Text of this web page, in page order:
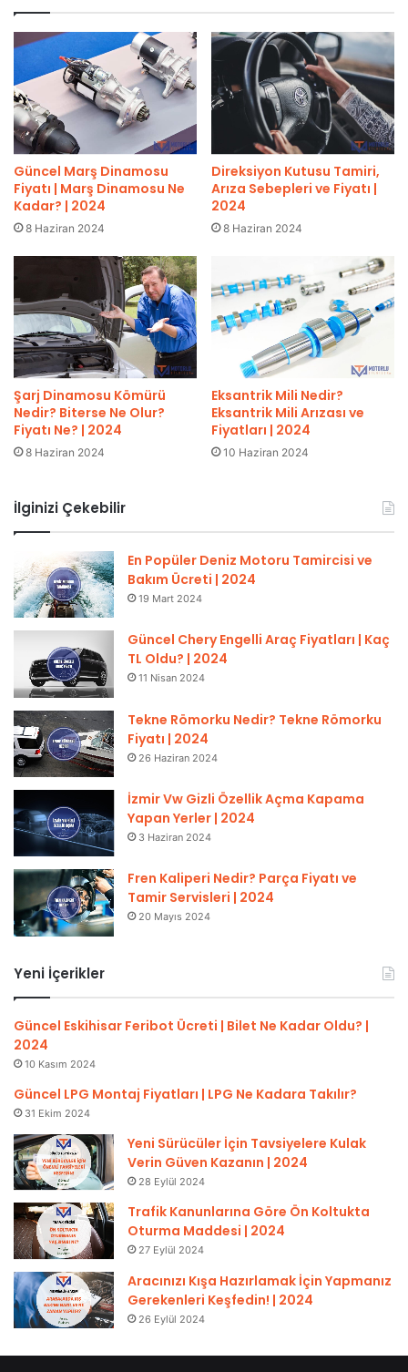
Güncel Marş Dinamosu
Fiyatı | Marş Dinamosu Ne
Kadar? | 2024
8 Haziran 2024
Direksiyon Kutusu Tamiri,
Arıza Sebepleri ve Fiyatı |
2024
8 Haziran 2024
Şarj Dinamosu Kömürü
Nedir? Biterse Ne Olur?
Fiyatı Ne? | 2024
8 Haziran 2024
Eksantrik Mili Nedir?
Eksantrik Mili Arızası ve
Fiyatları | 2024
10 Haziran 2024
İlginizi Çekebilir
En Popüler Deniz Motoru Tamircisi ve
Bakım Ücreti | 2024
19 Mart 2024
Güncel Chery Engelli Araç Fiyatları | Kaç
TL Oldu? | 2024
11 Nisan 2024
Tekne Römorku Nedir? Tekne Römorku
Fiyatı | 2024
26 Haziran 2024
İzmir Vw Gizli Özellik Açma Kapama
Yapan Yerler | 2024
3 Haziran 2024
Fren Kaliperi Nedir? Parça Fiyatı ve
Tamir Servisleri | 2024
20 Mayıs 2024
Yeni İçerikler
Güncel Eskihisar Feribot Ücreti | Bilet Ne Kadar Oldu? |
2024
10 Kasım 2024
Güncel LPG Montaj Fiyatları | LPG Ne Kadara Takılır?
31 Ekim 2024
Yeni Sürücüler İçin Tavsiyelere Kulak
Verin Güven Kazanın | 2024
28 Eylül 2024
Trafik Kanunlarına Göre Ön Koltukta
Oturma Maddesi | 2024
27 Eylül 2024
Aracınızı Kışa Hazırlamak İçin Yapmanız
Gerekenleri Keşfedin! | 2024
26 Eylül 2024